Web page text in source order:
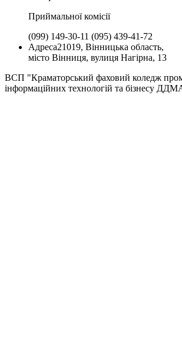
Приймальної комiсії
(099) 149-30-11 (095) 439-41-72
Адреса21019, Вінницька область,
місто Вінниця, вулиця Нагірна, 13
ВСП "Краматорський фаховий коледж
інформаційних технологій та бізнесу